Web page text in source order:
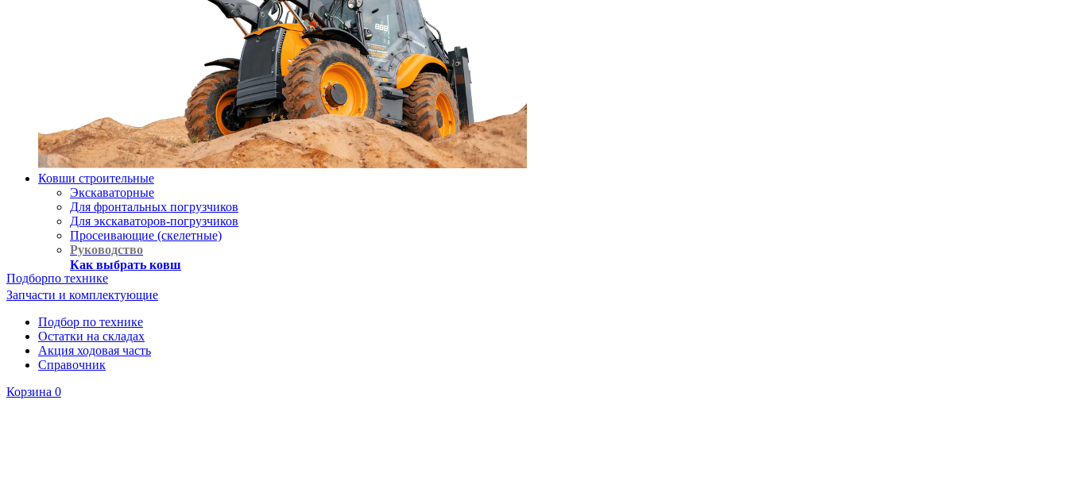
Ковши строительные
Экскаваторные
Для фронтальных погрузчиков
Для экскаваторов-погрузчиков
Просеивающие (скелетные)
Руководство
Как выбрать ковш
Подборпо технике
Запчасти и комплектующие
Подбор по технике
Остатки на складах
Акция ходовая часть
Справочник
Корзина 0